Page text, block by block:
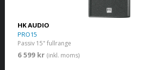
HK AUDIO
PRO15
Passiv 15" fullrange
6 599 kr (inkl. moms)